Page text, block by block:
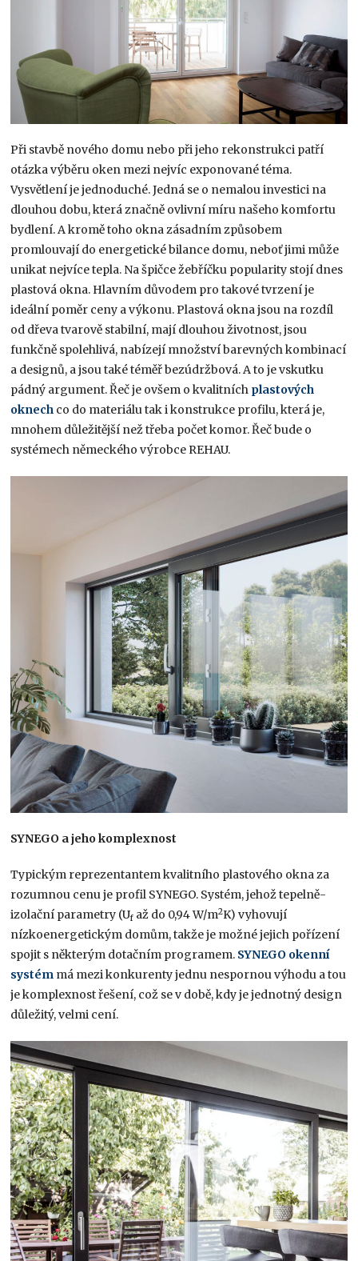
Při stavbě nového domu nebo při jeho rekonstrukci patří
otázka výběru oken mezi nejvíc exponované téma.
Vysvětlení je jednoduché. Jedná se o nemalou investici na
dlouhou dobu, která značně ovlivní míru našeho komfortu
bydlení. A kromě toho okna zásadním způsobem
promlouvají do energetické bilance domu, neboť jimi může
unikat nejvíce tepla. Na špičce žebříčku popularity stojí dnes
plastová okna. Hlavním důvodem pro takové tvrzení je
ideální poměr ceny a výkonu. Plastová okna jsou na rozdíl
od dřeva tvarově stabilní, mají dlouhou životnost, jsou
funkčně spolehlivá, nabízejí množství barevných kombinací
a designů, a jsou také téměř bezúdržbová. A to je vskutku
pádný argument. Řeč je ovšem o kvalitních plastových
oknech co do materiálu tak i konstrukce profilu, která je,
mnohem důležitější než třeba počet komor. Řeč bude o
systémech německého výrobce REHAU.
SYNEGO a jeho komplexnost
Typickým reprezentantem kvalitního plastového okna za
rozumnou cenu je profil SYNEGO. Systém, jehož tepelně-
izolační parametry (Uf až do 0,94 W/m2K) vyhovují
nízkoenergetickým domům, takže je možné jejich pořízení
spojit s některým dotačním programem. SYNEGO okenní
systém má mezi konkurenty jednu nespornou výhodu a tou
je komplexnost řešení, což se v době, kdy je jednotný design
důležitý, velmi cení.